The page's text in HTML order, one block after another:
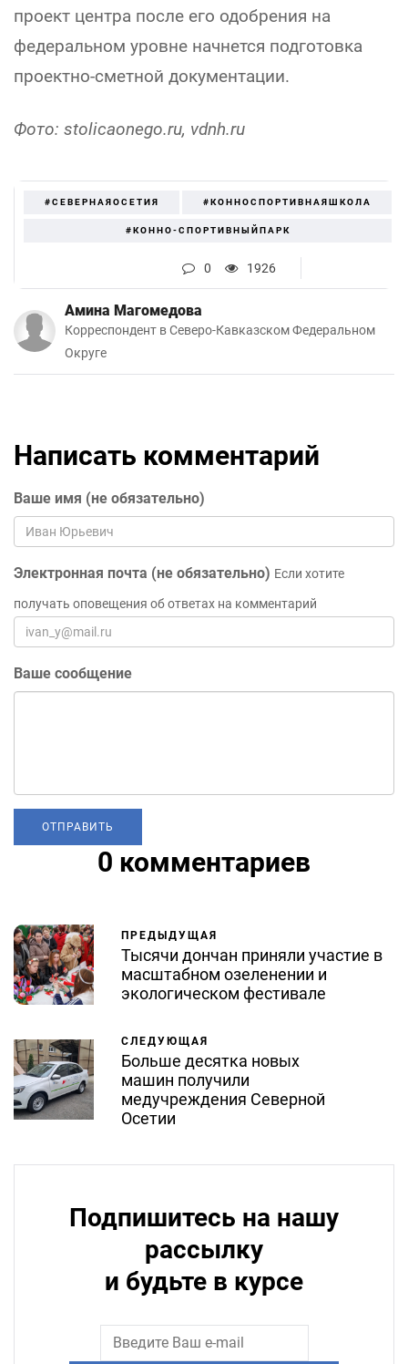
проект центра после его одобрения на
федеральном уровне начнется подготовка
проектно-сметной документации.
Фото: stolicaonego.ru, vdnh.ru
#СЕВЕРНАЯОСЕТИЯ #КОННОСПОРТИВНАЯШКОЛА
#КОННО-СПОРТИВНЫЙПАРК
0 1926
Амина Магомедова
Корреспондент в Северо-Кавказском Федеральном
Округе
Написать комментарий
Ваше имя (не обязательно)
Электронная почта (не обязательно) Если хотите
получать оповещения об ответах на комментарий
Ваше сообщение
0 комментариев
ПРЕДЫДУЩАЯ
Тысячи дончан приняли участие в
масштабном озеленении и
экологическом фестивале
СЛЕДУЮЩАЯ
Больше десятка новых
машин получили
медучреждения Северной
Осетии
Подпишитесь на нашу
рассылку
и будьте в курсе